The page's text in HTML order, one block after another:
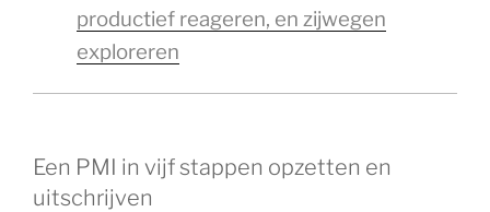
productief reageren, en zijwegen
exploreren
Een PMI in vijf stappen opzetten en
uitschrijven